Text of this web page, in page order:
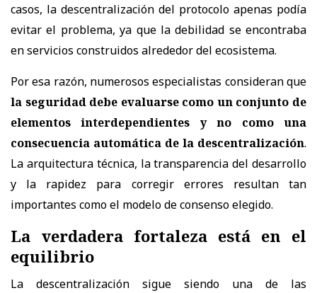
casos, la descentralización del protocolo apenas podía
evitar el problema, ya que la debilidad se encontraba
en servicios construidos alrededor del ecosistema.
Por esa razón, numerosos especialistas consideran que
la seguridad debe evaluarse como un conjunto de
elementos interdependientes y no como una
consecuencia automática de la descentralización.
La arquitectura técnica, la transparencia del desarrollo
y la rapidez para corregir errores resultan tan
importantes como el modelo de consenso elegido.
La verdadera fortaleza está en el
equilibrio
La descentralización sigue siendo una de las